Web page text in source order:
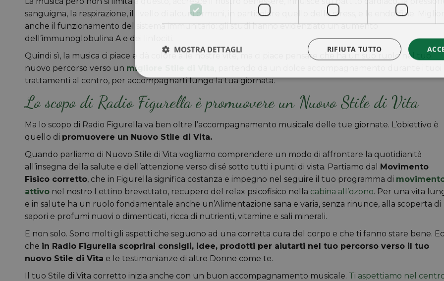
sanguigna, la respirazione, il livello di alcuni ormoni, in particolare quello dello stress, e le endorfine. Migliora
anche il funzionamento del sistema immunitario: gli studi hanno evidenziato un aumento
dell’immunoglobulina A e dei linfociti.
Quindi sì, la musica ci piace e dà colore alle nostre vite, ma ci piace pensare che ha un suo ruolo nel tuo
nuovo percorso verso un migliore Stile di Vita
trattamenti al centro, per accompagnarti lungo la tua giornata.
Lo scopo di Radio Figurella è promuovere un Nuovo Stile di Vita
Ma lo scopo di Radio Figurella va ben oltre l’accompagnamento musicale delle tue giornate. L’obiettivo è
quello di promuovere un Nuovo Stile di Vita.
Quando parliamo di Nuovo Stile di Vita vogliamo comprendere un modo di affrontare la quotidianità
all’insegna della salute e dell’attenzione verso di sé sotto tutti i punti di vista. Partiamo dal Movimento
Fisico corretto, che in Figurella significa costanza e impegno nel seguire il tuo programma di
attivo nel nostro Lettino brevettato, recupero del relax psicofisico nella cabina all’ozono. Per una vita
e in salute ha un ruolo fondamentale anche un’Alimentazione sana e varia, senza rinunce, alla scoperta di
sapori e profumi nuovi o dimenticati, ricca di nutrienti, vitamine e sali minerali.
E non solo. Sono molti gli aspetti che seguono ad una corretta cura del corpo e che ti fanno stare bene.
che in Radio Figurella scoprirai consigli, idee, prodotti per aiutarti nel tuo percorso verso il tuo
nuovo Stile di Vita e le testimonianze di altre Donne come te.
Il tuo Stile di Vita corretto inizia anche con un buon accompagnamento musicale. Ti aspettiamo nel
RIFIUTA TUTTO
MOSTRA DETTAGLI